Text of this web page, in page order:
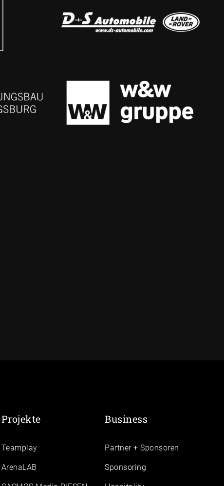
Projekte
Teamplay
ArenaLAB
Business
Partner + Sponsoren
Sponsoring